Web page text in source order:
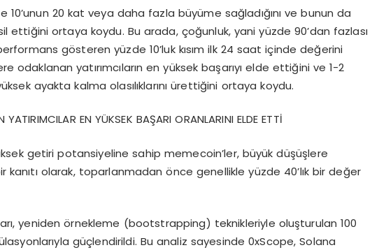
10’unun 20 kat veya daha fazla büyüme sağladığını ve bunun da
ettiğini ortaya koydu. Bu arada, çoğunluk, yani yüzde 90’dan fazlası
gösteren yüzde 10’luk kısım ilk 24 saat içinde değerini
odaklanan yatırımcıların en yüksek başarıyı elde ettiğini ve 1-2
ayakta kalma olasılıklarını ürettiğini ortaya koydu.
YATIRIMCILAR EN YÜKSEK BAŞARI ORANLARINI ELDE ETTİ
getiri potansiyeline sahip memecoin’ler, büyük düşüşlere
kanıtı olarak, toparlanmadan önce genellikle yüzde 40’lık bir değer
yeniden örnekleme (bootstrapping) teknikleriyle oluşturulan 100
güçlendirildi. Bu analiz sayesinde 0xScope, Solana